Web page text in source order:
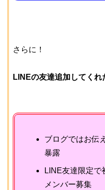
さらに！
LINEの友達追加してくれ
ブログではお伝
暴露
LINE友達限定で
メンバー募集